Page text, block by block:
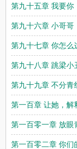
第九十五章 我要你
第九十六章 小哥哥
第九十七章 你怎么
第九十八章 跳梁小
第九十九章 不分青
第一百章 让她，解
第一百零一章 放眼
第一百零二章 你们